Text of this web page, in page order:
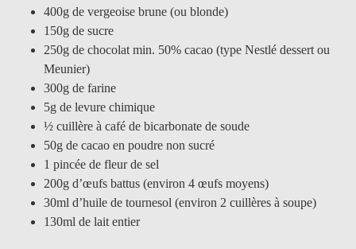
400g de vergeoise brune (ou blonde)
150g de sucre
250g de chocolat min. 50% cacao (type Nestlé dessert ou
Meunier)
300g de farine
5g de levure chimique
½ cuillère à café de bicarbonate de soude
50g de cacao en poudre non sucré
1 pincée de fleur de sel
200g d’œufs battus (environ 4 œufs moyens)
30ml d’huile de tournesol (environ 2 cuillères à soupe)
130ml de lait entier